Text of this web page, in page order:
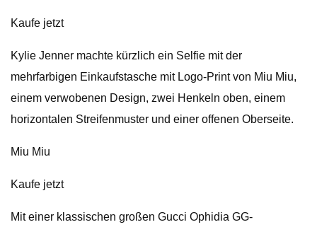
Kaufe jetzt
Kylie Jenner machte kürzlich ein Selfie mit der
mehrfarbigen Einkaufstasche mit Logo-Print von Miu Miu,
einem verwobenen Design, zwei Henkeln oben, einem
horizontalen Streifenmuster und einer offenen Oberseite.
Miu Miu
Kaufe jetzt
Mit einer klassischen großen Gucci Ophidia GG-